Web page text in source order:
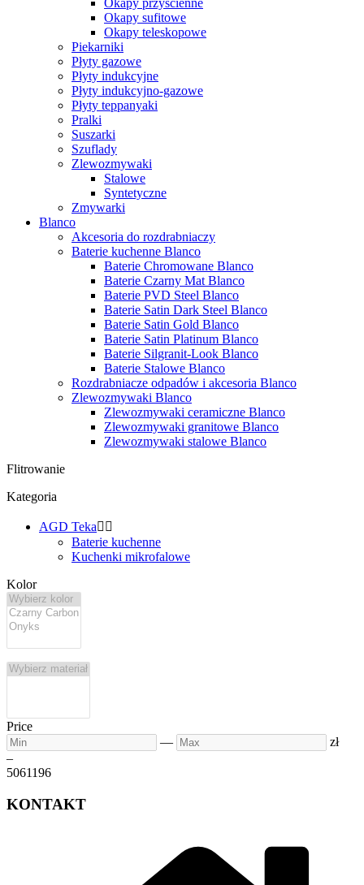
Okapy przyścienne
Okapy sufitowe
Okapy teleskopowe
Piekarniki
Płyty gazowe
Płyty indukcyjne
Płyty indukcyjno-gazowe
Płyty teppanyaki
Pralki
Suszarki
Szuflady
Zlewozmywaki
Stalowe
Syntetyczne
Zmywarki
Blanco
Akcesoria do rozdrabniaczy
Baterie kuchenne Blanco
Baterie Chromowane Blanco
Baterie Czarny Mat Blanco
Baterie PVD Steel Blanco
Baterie Satin Dark Steel Blanco
Baterie Satin Gold Blanco
Baterie Satin Platinum Blanco
Baterie Silgranit-Look Blanco
Baterie Stalowe Blanco
Rozdrabniacze odpadów i akcesoria Blanco
Zlewozmywaki Blanco
Zlewozmywaki ceramiczne Blanco
Zlewozmywaki granitowe Blanco
Zlewozmywaki stalowe Blanco
Flitrowanie
Kategoria
AGD Teka 
Baterie kuchenne
Kuchenki mikrofalowe
Kolor
Price
Min
— Max
zł
–
5061196
KONTAKT